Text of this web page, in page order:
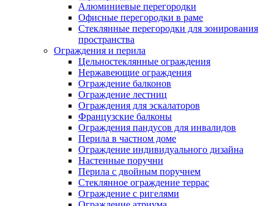
Алюминиевые перегородки
Офисные перегородки в раме
Стеклянные перегородки для зонирования
пространства
Ограждения и перила
Цельностеклянные ограждения
Нержавеющие ограждения
Ограждение балконов
Ограждение лестниц
Ограждения для эскалаторов
Французские балконы
Ограждения пандусов для инвалидов
Перила в частном доме
Ограждение индивидуального дизайна
Настенные поручни
Перила с двойным поручнем
Стеклянное ограждение террас
Ограждение с ригелями